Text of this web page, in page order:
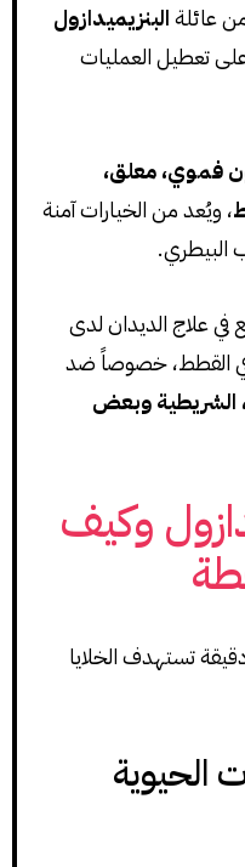
عائلةالبنزيميدازول
تعطيل العمليات
فموي، معلق،
، ويُعد من الخيارات آمنة
البيطري.
علاج الديدان لدى
في القطط، خصوصاً ضد
الشريطية وبعض
وكيف
تستهدف الخلايا
الحيوية